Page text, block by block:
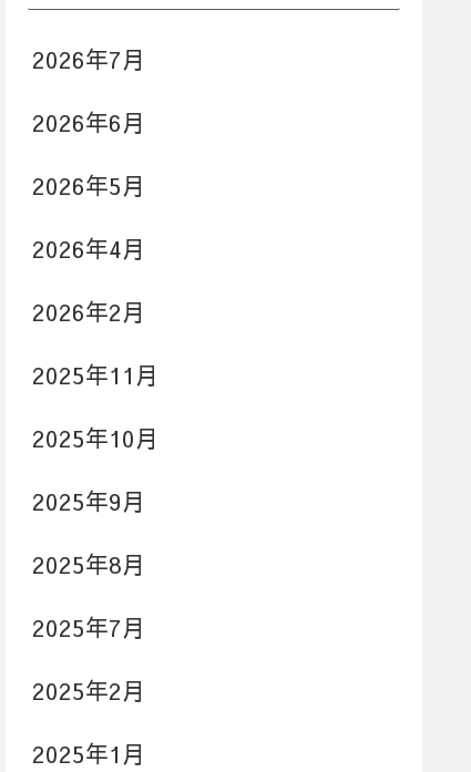
2026年7月
2026年6月
2026年5月
2026年4月
2026年2月
2025年11月
2025年10月
2025年9月
2025年8月
2025年7月
2025年2月
2025年1月